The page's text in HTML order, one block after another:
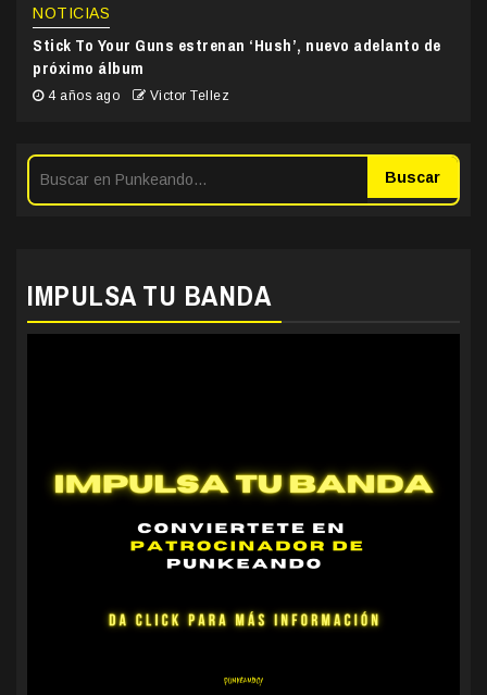
NOTICIAS
Stick To Your Guns estrenan ‘Hush’, nuevo adelanto de
próximo álbum
4 años ago Victor Tellez
Buscar
IMPULSA TU BANDA